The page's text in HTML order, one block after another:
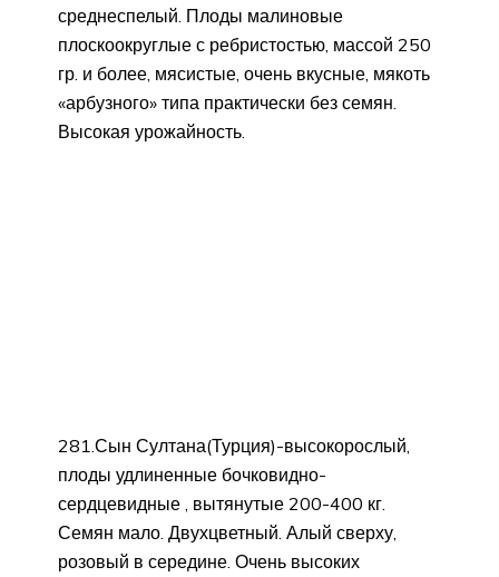
среднеспелый. Плоды малиновые
плоскоокруглые с ребристостью, массой 250
гр. и более, мясистые, очень вкусные, мякоть
«арбузного» типа практически без семян.
Высокая урожайность.
281.Сын Султана(Турция)-высокорослый,
плоды удлиненные бочковидно-
сердцевидные , вытянутые 200-400 кг.
Семян мало. Двухцветный. Алый сверху,
розовый в середине. Очень высоких